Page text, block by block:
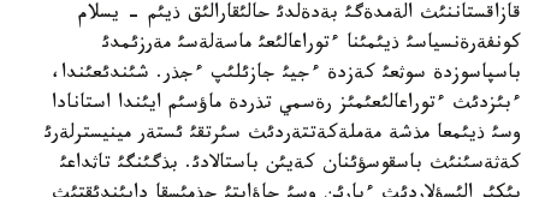
قازاقستاننئث الةمدةگئ بةدةلدئ حالئقارالئق ذيئم - يسلام
كونفةرةنسياسئ ذيئمئنا ءتوراعالئعئ ماسةلةسئ مةرزئمدئ
باسپاسوزدة سوثعئ كةزدة ءجيئ جازئلئپ ءجذر. شئندئعئندا،
ءبئزدئث ءتوراعالئعئمئز رةسمي تذردة ماؤسئم ايئندا استانادا
وسئ ذيئمعا مذشة مةملةكةتتةردئث سئرتقئ ئستةر مينيسترلةرئ
كةثةسئنئث باسقوسؤئنان كةيئن باستالادئ. بذگئنگئ تاثداعئ